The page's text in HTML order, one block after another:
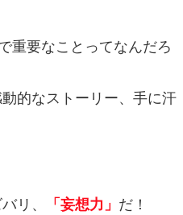
重要なことってなんだろ
的なストーリー、手に汗
リ、 「妄想力」 だ！